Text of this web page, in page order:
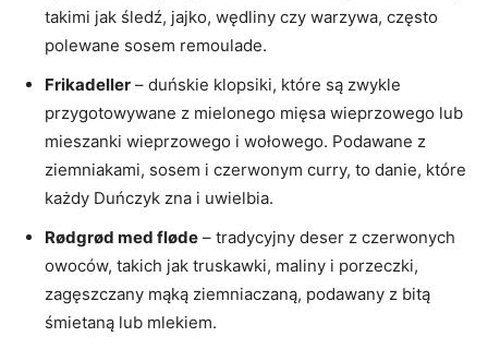
takimi jak śledź, jajko, ‌wędliny ⁣czy warzywa, często
polewane sosem remoulade.
Frikadeller ⁤– duńskie klopsiki, które są zwykle
przygotowywane z mielonego⁣ mięsa wieprzowego lub
mieszanki wieprzowego i wołowego. Podawane z
ziemniakami, sosem i czerwonym⁢ curry, to danie, które
każdy Duńczyk zna i uwielbia.
Rødgrød ​med fløde – tradycyjny deser z czerwonych
owoców, takich jak truskawki, maliny i porzeczki,
zagęszczany‍ mąką ziemniaczaną, ‍podawany z bitą
śmietaną lub mlekiem.